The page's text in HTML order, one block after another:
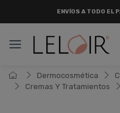
Dermocosmética
Cremas Y Tratamientos